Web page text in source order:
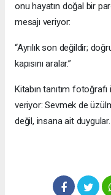
onu hayatın doğal bir
mesajı veriyor:
“Ayrılık son değildir;
kapısını aralar.”
Kitabın tanıtım
veriyor: Sevmek de
değil, insana ait duygular.